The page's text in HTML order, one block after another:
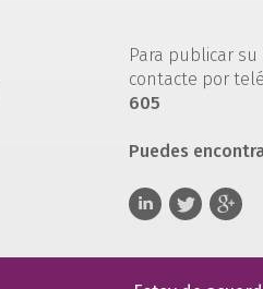
Para publicar
contacte por
605
Puedes